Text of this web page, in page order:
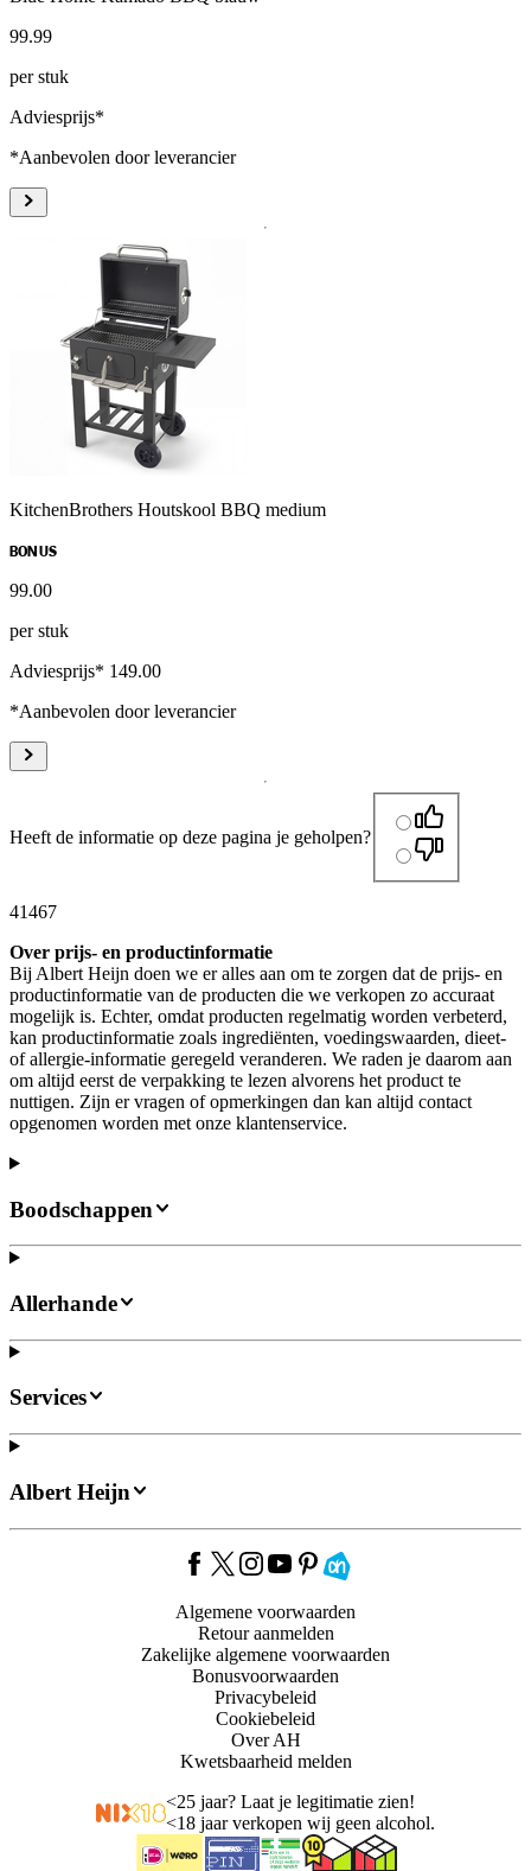
99.99
per stuk
Adviesprijs*
*Aanbevolen door leverancier
KitchenBrothers Houtskool BBQ medium
BONUS
99.00
per stuk
Adviesprijs* 149.00
*Aanbevolen door leverancier
Heeft de informatie op deze pagina je geholpen?
41467
Over prijs- en productinformatie
Bij Albert Heijn doen we er alles aan om te zorgen dat de prijs- en
productinformatie van de producten die we verkopen zo accuraat
mogelijk is. Echter, omdat producten regelmatig worden verbeterd,
kan productinformatie zoals ingrediënten, voedingswaarden, dieet-
of allergie-informatie geregeld veranderen. We raden je daarom aan
om altijd eerst de verpakking te lezen alvorens het product te
nuttigen. Zijn er vragen of opmerkingen dan kan altijd contact
opgenomen worden met onze klantenservice.
Boodschappen
Allerhande
Services
Albert Heijn
Algemene voorwaarden
Retour aanmelden
Zakelijke algemene voorwaarden
Bonusvoorwaarden
Privacybeleid
Cookiebeleid
Over AH
Kwetsbaarheid melden
<25 jaar? Laat je legitimatie zien!
<18 jaar verkopen wij geen alcohol.